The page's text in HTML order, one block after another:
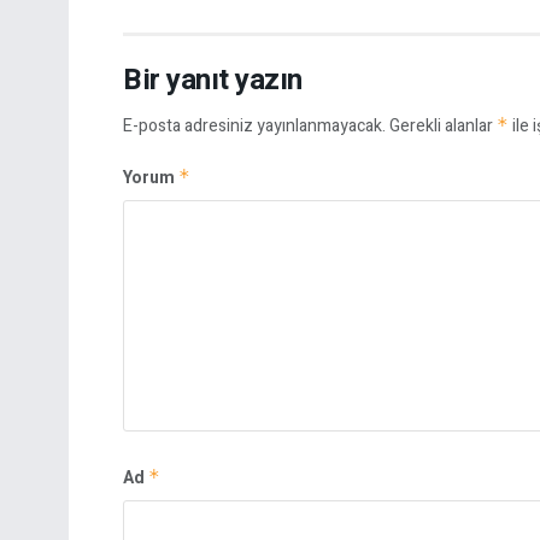
Bir yanıt yazın
E-posta adresiniz yayınlanmayacak.Gerekli alanlar * ile
Yorum *
Ad *